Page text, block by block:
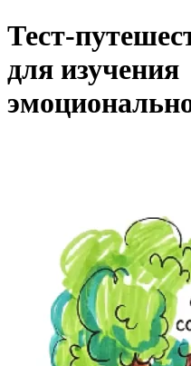
Тест-
для изучения